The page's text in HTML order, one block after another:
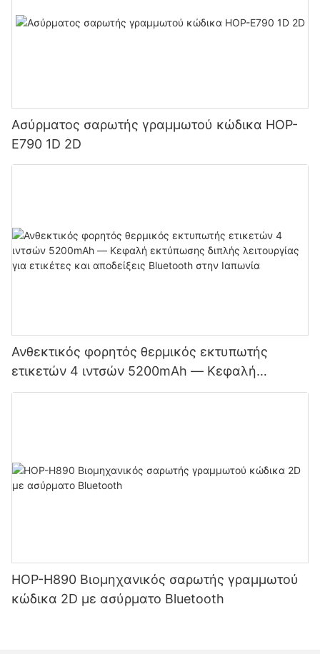
Ασύρματος σαρωτής γραμμωτού κώδικα HOP-
E790 1D 2D
Ανθεκτικός φορητός θερμικός εκτυπωτής
ετικετών 4 ιντσών 5200mAh — Κεφαλή
εκτύπωσης διπλής λειτουργίας για ετικέτες και
HOP-H890 Βιομηχανικός σαρωτής γραμμωτού
κώδικα 2D με ασύρματο Bluetooth